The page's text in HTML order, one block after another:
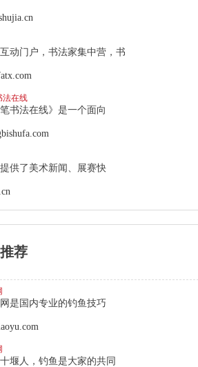
动门户，书法家集中营，书
法在线
笔书法在线》是一个面向
供了美术新闻、展赛快
荐
是国内专业的钓鱼技巧
堰人，钓鱼是大家的共同